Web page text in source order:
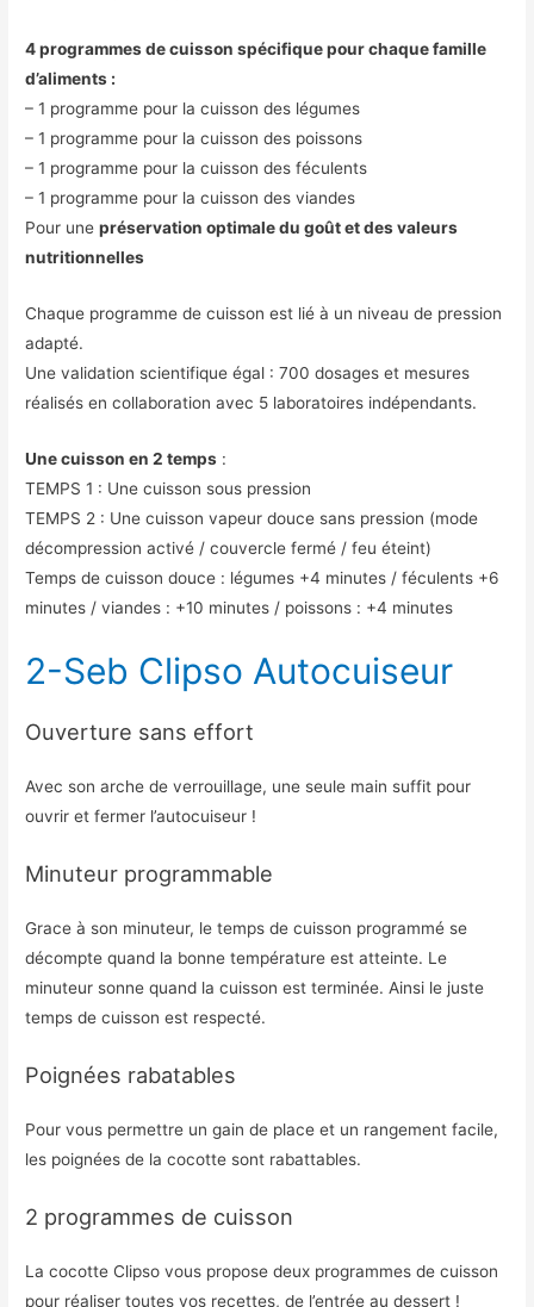
4 programmes de cuisson spécifique pour chaque famille
d’aliments :
– 1 programme pour la cuisson des légumes
– 1 programme pour la cuisson des poissons
– 1 programme pour la cuisson des féculents
– 1 programme pour la cuisson des viandes
Pour unepréservation optimale du goût et des valeurs
nutritionnelles
Chaque programme de cuisson est lié à un niveau de pression
adapté.
Une validation scientifique égal : 700 dosages et mesures
réalisés en collaboration avec 5 laboratoires indépendants.
Une cuisson en 2 temps :
TEMPS 1 : Une cuisson sous pression
TEMPS 2 : Une cuisson vapeur douce sans pression (mode
décompression activé / couvercle fermé / feu éteint)
Temps de cuisson douce : légumes +4 minutes / féculents +6
minutes / viandes : +10 minutes / poissons : +4 minutes
2-Seb Clipso Autocuiseur
Ouverture sans effort
Avec son arche de verrouillage, une seule main suffit pour
ouvrir et fermer l’autocuiseur !
Minuteur programmable
Grace à son minuteur, le temps de cuisson programmé se
décompte quand la bonne température est atteinte. Le
minuteur sonne quand la cuisson est terminée. Ainsi le juste
temps de cuisson est respecté.
Poignées rabatables
Pour vous permettre un gain de place et un rangement facile,
les poignées de la cocotte sont rabattables.
2 programmes de cuisson
La cocotte Clipso vous propose deux programmes de cuisson
pour réaliser toutes vos recettes, de l’entrée au dessert !